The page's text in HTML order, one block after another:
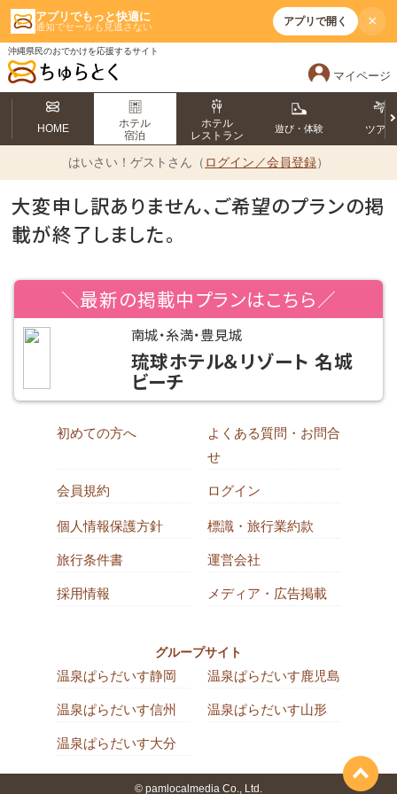
アプリでもっと快適に
通知でセールも見逃さない アプリで開く ×
沖縄県民のおでかけを応援するサイト
マイページ
HOME
ホテル
宿泊
ホテル
レストラン
遊び・体験 ツアー
はいさい！ ゲストさん（ ログイン／会員登録）
大変申し訳ありません、ご希望のプランの掲
載が終了しました。
＼最新の掲載中プランはこちら／
南城・糸満・豊見城
琉球ホテル＆リゾート 名城
ビーチ
初めての方へ
よくある質問・お問合
せ
会員規約 ログイン
個人情報保護方針 標識・旅行業約款
旅行条件書 運営会社
採用情報 メディア・広告掲載
グループサイト
温泉ぱらだいす静岡 温泉ぱらだいす鹿児島
温泉ぱらだいす信州 温泉ぱらだいす山形
温泉ぱらだいす大分
© pamlocalmedia Co., Ltd.